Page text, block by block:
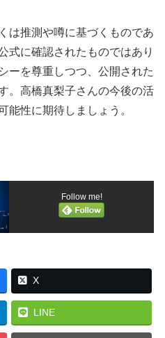
は推測や噂に基づくものであ
式に確認されたものではあり
ーを尊重しつつ、公開された
。高橋真梨子さんの今後の活
能性に期待しましょう。
Follow me!
X
LINE